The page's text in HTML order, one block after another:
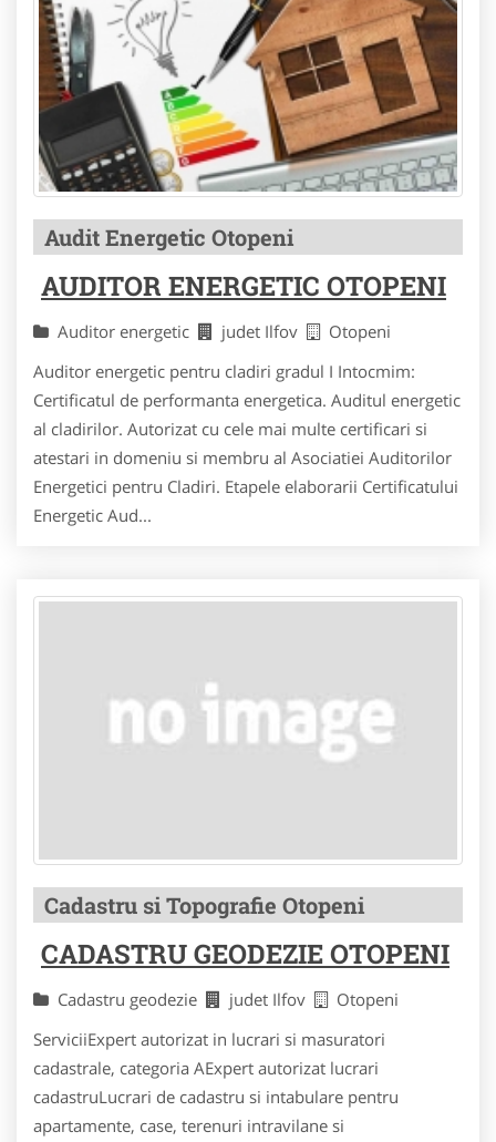
Audit Energetic Otopeni
AUDITOR ENERGETIC OTOPENI
Auditor energetic judet Ilfov
Otopeni
Auditor energetic pentru cladiri gradul I Intocmim:
Certificatul de performanta energetica. Auditul energetic
al cladirilor. Autorizat cu cele mai multe certificari si
atestari in domeniu si membru al Asociatiei Auditorilor
Energetici pentru Cladiri. Etapele elaborarii Certificatului
Energetic Aud...
Cadastru si Topografie Otopeni
CADASTRU GEODEZIE OTOPENI
Cadastru geodezie judet Ilfov
Otopeni
ServiciiExpert autorizat in lucrari si masuratori
cadastrale, categoria AExpert autorizat lucrari
cadastruLucrari de cadastru si intabulare pentru
apartamente, case, terenuri intravilane si